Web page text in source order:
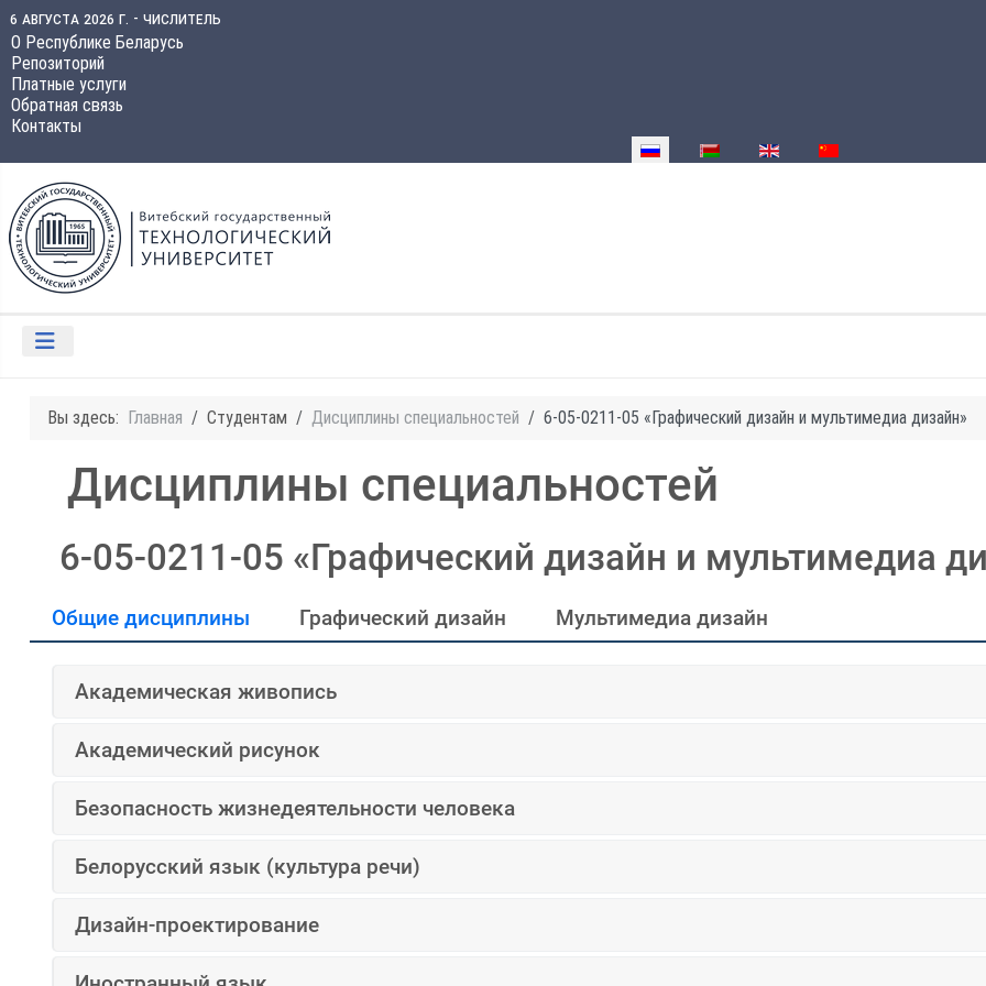
6 августа 2026 г. - числитель
О Республике Беларусь
Репозиторий
Платные услуги
Обратная связь
Контакты
Выберите язык
Вы здесь: Главная Студентам Дисциплины специальностей 6-05-0211-05 «Графический дизайн и мультимедиа дизайн»
Дисциплины специальностей
6-05-0211-05 «Графический дизайн и мультимедиа
Общие дисциплины Графический дизайн Мультимедиа дизайн
Академическая живопись
Академический рисунок
Безопасность жизнедеятельности человека
Белорусский язык (культура речи)
Дизайн-проектирование